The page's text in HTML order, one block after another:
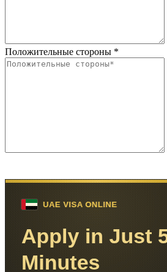
Положительные стороны *